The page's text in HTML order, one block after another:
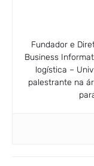
Fundador e
Business
logística –
palestrante na